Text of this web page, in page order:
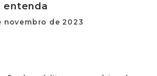
entenda
novembro de 2023